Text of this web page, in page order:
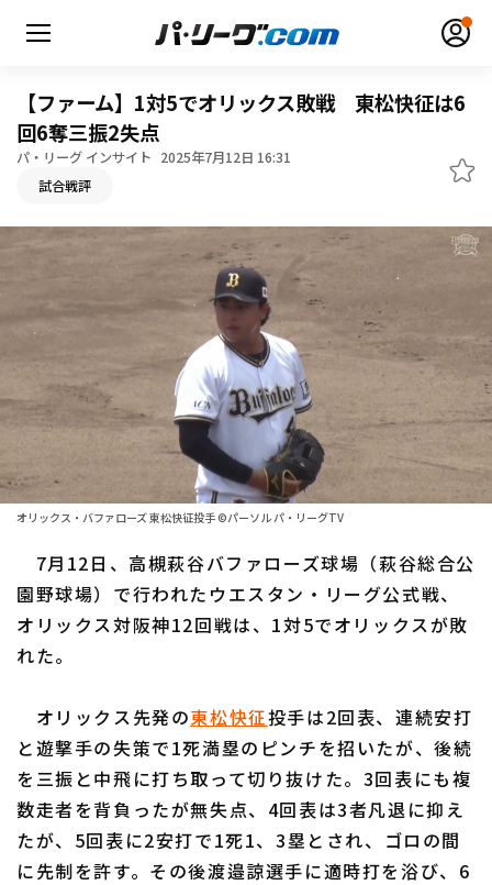
HOME
順位表･成績
1軍公式戦
ファーム東地区
ファーム西地区
交流戦
選手名鑑トップ
北海道日本ハムファイターズ
東北楽天ゴールデンイーグルス
千葉ロッテマリーンズ
オリックス・バファローズ
福岡ソフトバンクホークス
ニュース
【ファーム】1対5でオリックス敗戦 東松快征は6
回6奪三振2失点
パ・リーグ インサイト 2025年7月12日 16:31
試合戦評
オリックス・バファローズ 東松快征投手 ©パーソル パ・リーグTV
7月12日、高槻萩谷バファローズ球場（萩谷総合公
園野球場）で行われたウエスタン・リーグ公式戦、
オリックス対阪神12回戦は、1対5でオリックスが敗
れた。
オリックス先発の東松快征投手は2回表、連続安打
と遊撃手の失策で1死満塁のピンチを招いたが、後続
を三振と中飛に打ち取って切り抜けた。3回表にも複
数走者を背負ったが無失点、4回表は3者凡退に抑え
たが、5回表に2安打で1死1、3塁とされ、ゴロの間
に先制を許す。その後渡邉諒選手に適時打を浴び、6